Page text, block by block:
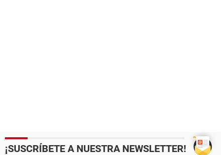
¡SUSCRÍBETE A NUESTRA NEWSLETTER!